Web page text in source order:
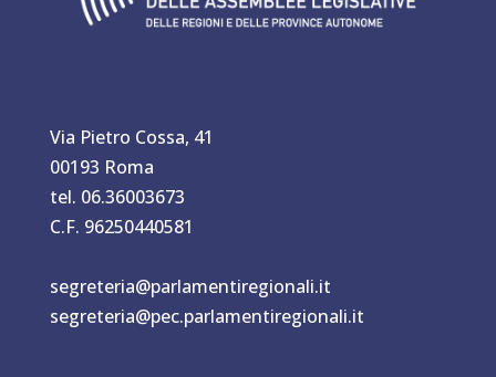
Via Pietro Cossa, 41
00193 Roma
tel. 06.36003673
C.F. 96250440581
segreteria@parlamentiregionali.it
segreteria@pec.parlamentiregionali.it